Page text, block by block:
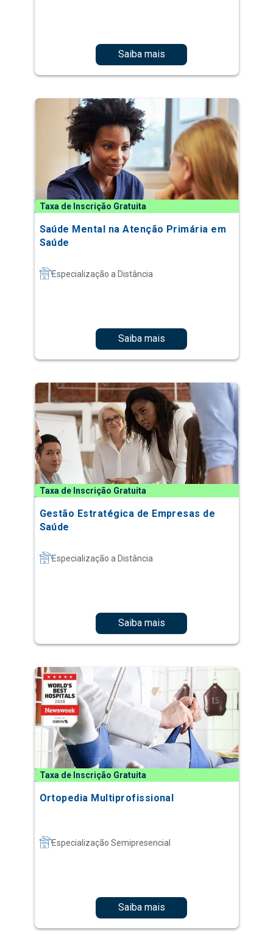
Saiba mais
Taxa de Inscrição Gratuita
Saúde Mental na Atenção Primária em
Saúde
Especialização a Distância
Saiba mais
Taxa de Inscrição Gratuita
Gestão Estratégica de Empresas de
Saúde
Especialização a Distância
Saiba mais
Taxa de Inscrição Gratuita
Ortopedia Multiprofissional
Especialização Semipresencial
Saiba mais